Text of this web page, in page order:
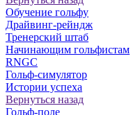
Обучение гольфу
Драйвинг-рейндж
Тренерский штаб
Начинающим гольфистам
RNGC
Гольф-симулятор
Истории успеха
Вернуться назад
Гольф-поле